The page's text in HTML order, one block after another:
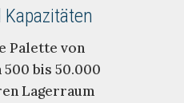
Palette von
500 bis 50.000
Lagerraum